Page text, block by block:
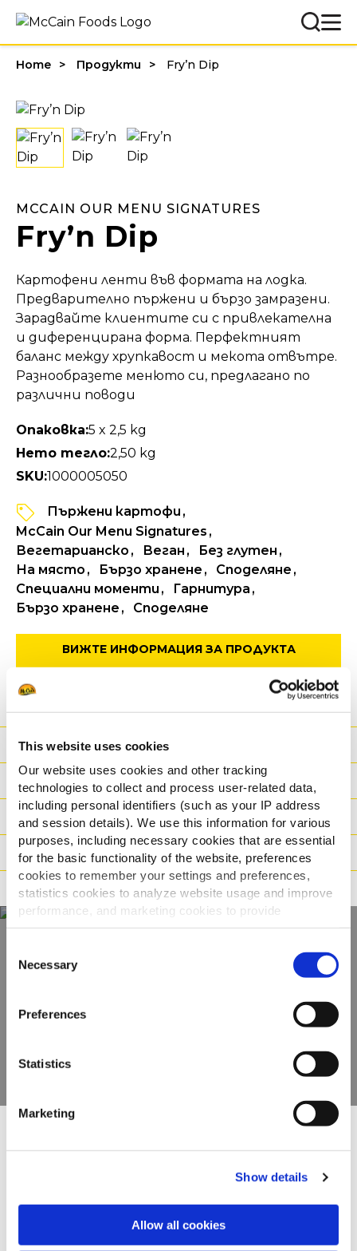
This website uses cookies
Our website uses cookies and other tracking
technologies to collect and process user-related data,
including personal identifiers (such as your IP address
and session details). We use this information for various
purposes, including necessary cookies that are essential
for the basic functionality of the website, preferences
cookies to remember your settings and preferences,
statistics cookies to analyze website usage and improve
performance, and marketing cookies to provide
personalized content and advertising.
By clicking 'Allow all cookies', you consent to the use of
all cookies. If you'd like to customize your preferences,
you can do so by clicking the options below and selecting
'Allow selection.'
To learn more about our cookies, click on "Show details."
You can withdraw or modify your consent at any time by
For additional information, you can view our
Global
Selection
Necessary
Preferences
Statistics
Marketing
Show details
Allow all cookies
Home Продукти Fry’n Dip
MCCAIN OUR MENU SIGNATURES
Fry’n Dip
Картофени ленти във формата на лодка.
Предварително пържени и бързо замразени.
Зарадвайте клиентите си с привлекателна
и диференцирана форма. Перфектният
баланс между хрупкавост и мекота отвътре.
Разнообразете менюто си, предлагано по
различни поводи
Опаковка:5 x 2,5 kg
Нето тегло:2,50 kg
SKU:1000005050
Пържени картофи
McCain Our Menu Signatures
Вегетарианско
Веган
Без глутен
На място
Бързо хранене
Споделяне
Специални моменти
Гарнитура
Бързо хранене
Споделяне
ВИЖТЕ ИНФОРМАЦИЯ ЗА ПРОДУКТА
Хранителна Стойност
Съставки
Тегло/ логистика
Начин на приготвяне
Характеристики
Открийте нашата
Други разгледаха също
Crispers